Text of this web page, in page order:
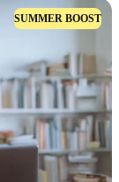
SUMMER BOOST